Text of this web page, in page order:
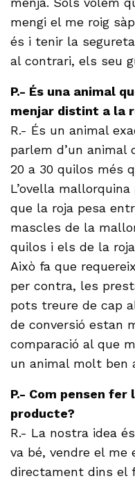
mengi el me roig
és i tenir la
al contrari, els seu
P.- És una animal
menjar distint a la
R.- És un animal
parlem d’un animal
20 a 30 quilos més
L’ovella
que la roja pesa
mascles de la
quilos i els de la
Això fa que
per contra, les
pots treure de cap
de conversió estan
comparació al que
un animal molt ben
P.- Com pensen
producte?
R.- La nostra idea
va bé, vendre el
directament dins el